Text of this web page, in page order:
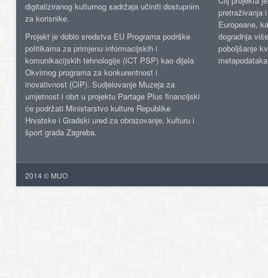
digitaliziranog kulturnog sadržaja učiniti dostupnim
za korisnike.
Projekt je dobio sredstva EU Programa podrške
politikama za primjenu informacijskih i
komunikacijskih tehnologije (ICT PSP) kao dijela
Okvirnog programa za konkurentnost i
inovativnost (CIP). Sudjelovanje Muzeja za
umjetnost i obrt u projektu Partage Plus financijski
će podržati Ministarstvo kulture Republike
Hrvatske i Gradski ured za obrazovanje, kulturu i
šport grada Zagreba.
pretraživanja
Europeane,
dogradnja
poboljšanje
2014 © MUO